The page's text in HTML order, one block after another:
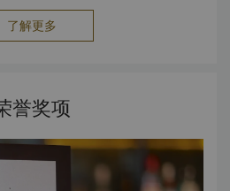
了解更多
誉奖项